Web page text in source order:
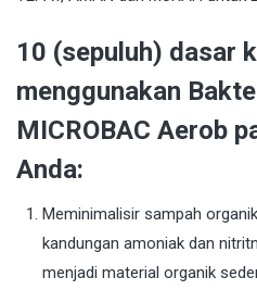
10 (sepuluh) dasar
menggunakan
MICROBAC Aerob
Anda:
Meminimalisir sampah
kandungan amoniak dan
menjadi material organik